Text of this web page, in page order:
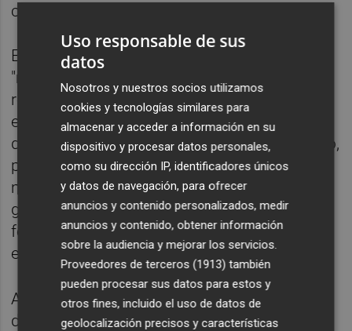
comunicado.
El certamen reúne algunas de las figuras
"más influyentes" de la escena actual y que
refleja la diversidad sonora que define la
electrónica contemporánea: desde el EDM
de estadios hasta el melodic house y techno,
pasando por las nuevas corrientes
melódicas que están marcando el futuro del
género, la programación busca ofrecer una
fotografía del momento que vive la música
electrónica a escala global.
Al frente del cartel estará Martin Garrix, uno
de los artistas más determinantes de la
Uso responsable de sus
datos
Nosotros y nuestros socios utilizamos
cookies y tecnologías similares para
almacenar y acceder a información en su
dispositivo y procesar datos personales,
como su dirección IP, identificadores únicos
y datos de navegación, para ofrecer
anuncios y contenido personalizados, medir
anuncios y contenido, obtener información
sobre la audiencia y mejorar los servicios.
Proveedores de terceros (1913) también
pueden procesar sus datos para estos y
otros fines, incluido el uso de datos de
geolocalización precisos y características